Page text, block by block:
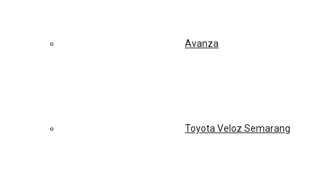
Avanza
Toyota Veloz Semarang